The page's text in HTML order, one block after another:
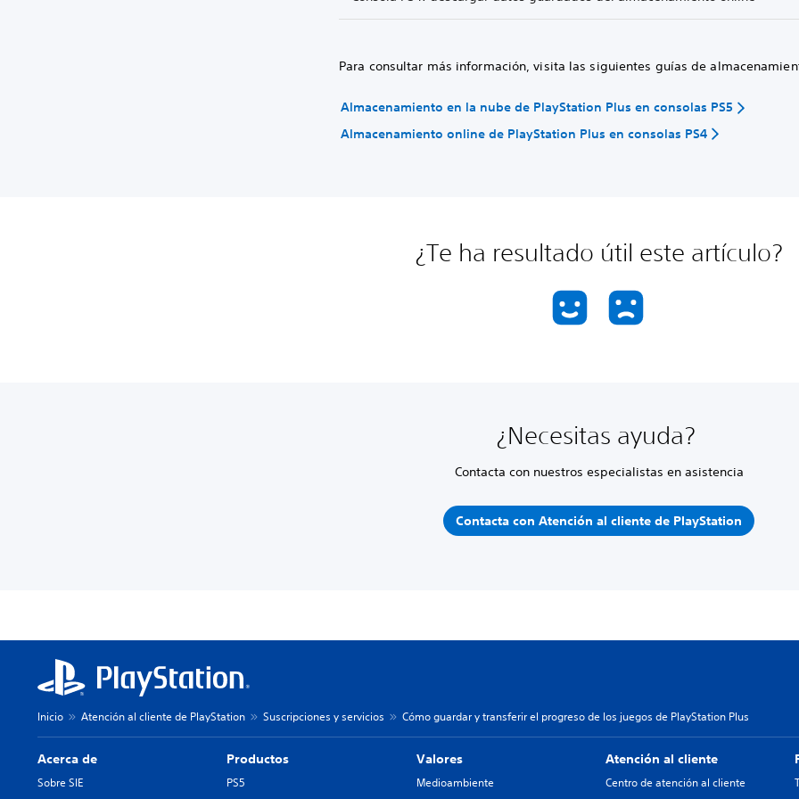
Para consultar más información, visita las siguientes guías de
Almacenamiento en la nube de PlayStation Plus en consolas PS5
Almacenamiento online de PlayStation Plus en consolas PS4
¿Te ha resultado útil este artículo?
¿Necesitas ayuda?
Contacta con nuestros especialistas en asistencia
Contacta con Atención al cliente de PlayStation
Inicio Atención al cliente de PlayStation Suscripciones y servicios Cómo guardar y transferir el progreso de los juegos de PlayStation Plus
Acerca de
Sobre SIE
Productos
PS5
Valores
Medioambiente
Atención al cliente
Centro de atención al cliente